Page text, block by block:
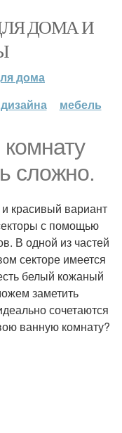
ДОМА И
дома
мебель
сложно.
красивый вариант
с помощью
В одной из частей
секторе имеется
белый кожаный
заметить
сочетаются
ванную комнату?